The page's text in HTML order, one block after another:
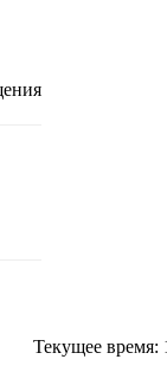
Текущее время: